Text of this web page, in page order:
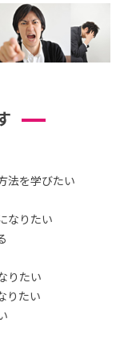
法を学びたい
なりたい
りたい
りたい